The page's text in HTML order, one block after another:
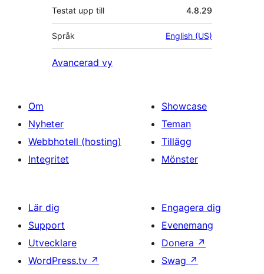
Testat upp till 4.8.29
Språk English (US)
Avancerad vy
Om
Nyheter
Webbhotell (hosting)
Integritet
Showcase
Teman
Tillägg
Mönster
Lär dig
Support
Utvecklare
WordPress.tv ↗
Engagera dig
Evenemang
Donera ↗
Swag ↗